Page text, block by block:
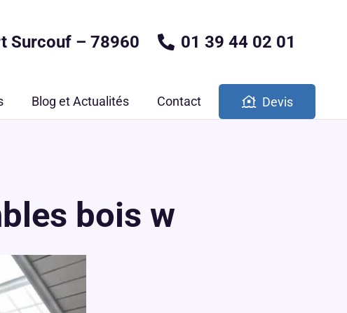
Surcouf – 78960 01 39 44 02 01
Blog et Actualités Contact Devis
bois w